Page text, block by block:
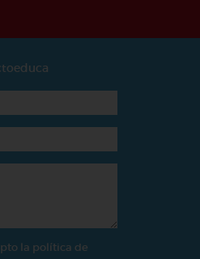
la política de